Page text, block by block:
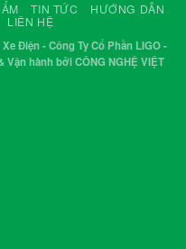
TIN TỨC
HƯỚNG DẪN
LIÊN HỆ
Điện - Công Ty Cổ Phần LIGO -
hành bởi CÔNG NGHỆ VIỆT